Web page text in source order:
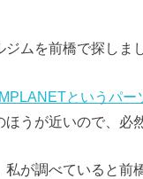
ムを前橋で探しま
というパー
うが近いので、必
が調べていると前